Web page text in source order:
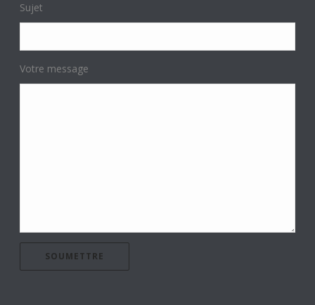
Sujet
Votre message